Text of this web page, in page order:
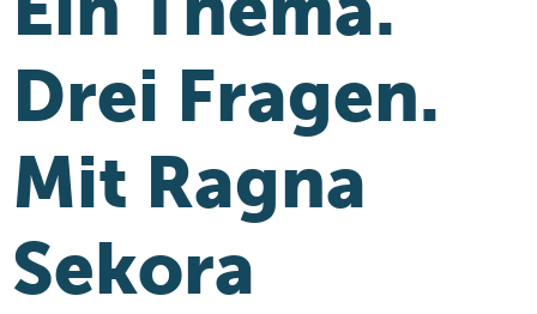
Drei Fragen.
Mit Ragna
Sekora